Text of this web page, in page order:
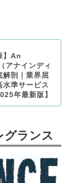
】An
ナインディ
解剖｜業界屈
水準サービス
年最新版】
グランス